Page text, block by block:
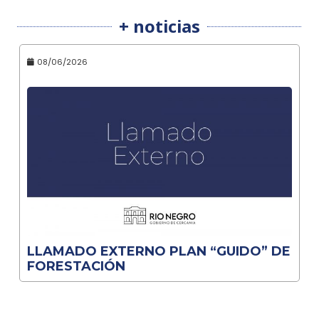
+ noticias
08/06/2026
LLAMADO EXTERNO PLAN “GUIDO” DE
FORESTACIÓN